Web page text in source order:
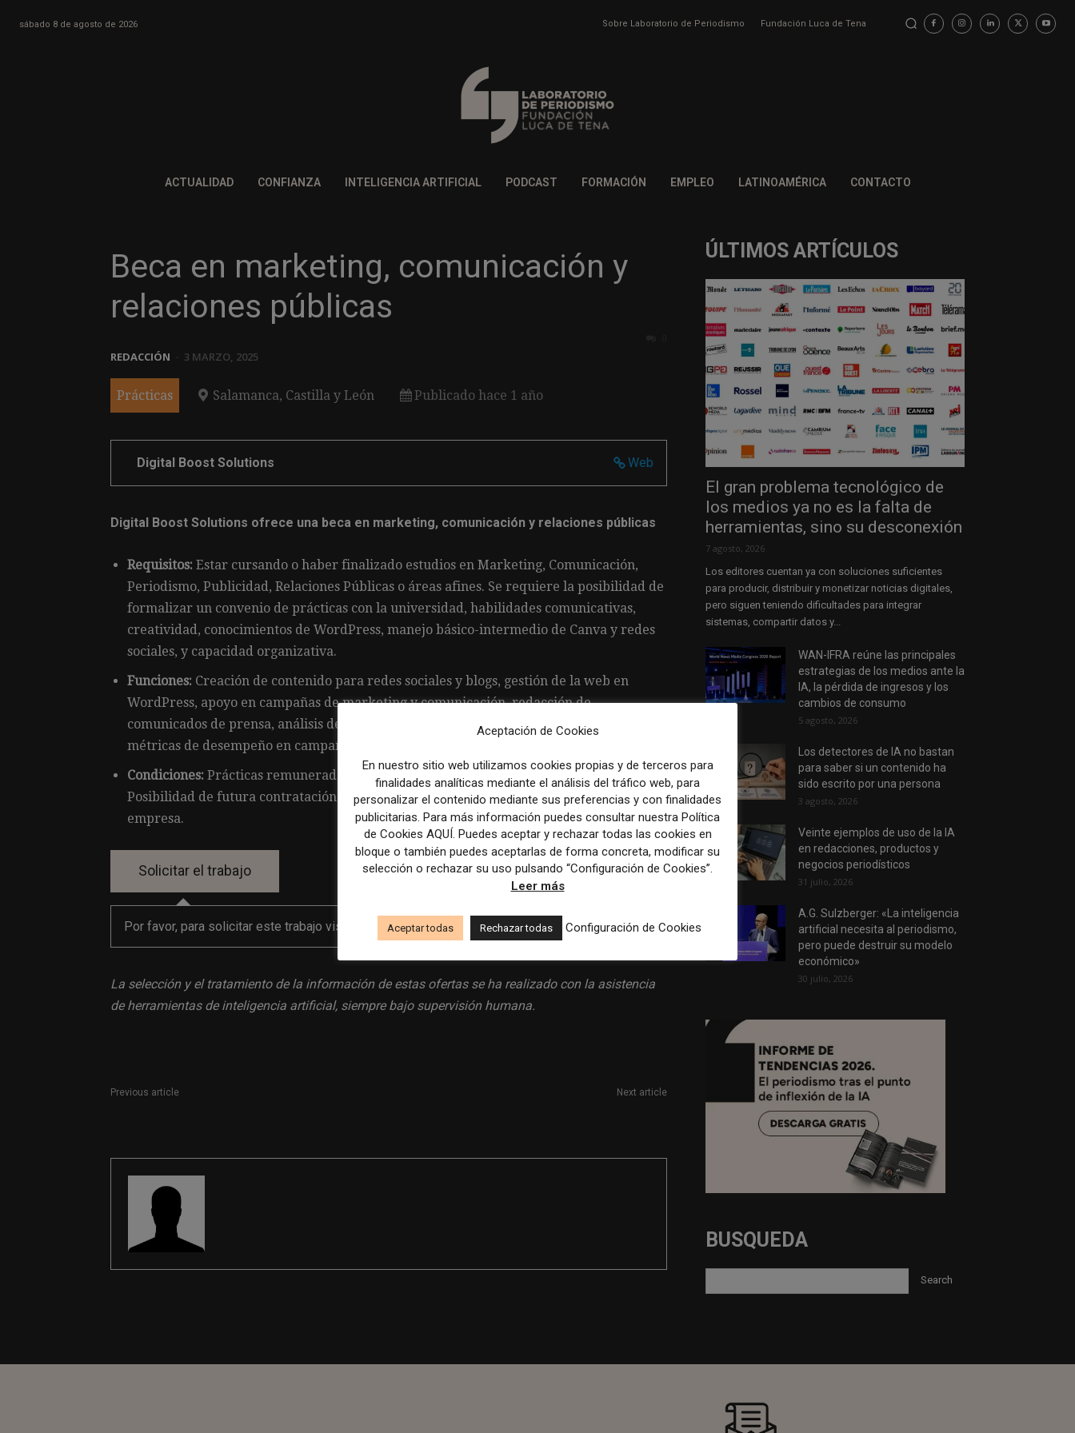
sábado 8 de agosto de 2026 Sobre Laboratorio de Periodismo Fundación Luca de Tena
ACTUALIDAD CONFIANZA INTELIGENCIA ARTIFICIAL PODCAST FORMACIÓN EMPLEO LATINOAMÉRICA CONTACTO
Beca en marketing, comunicación y
relaciones públicas
REDACCIÓN 3 MARZO, 2025
Prácticas Salamanca, Castilla y León Publicado hace 1 año
Web
Digital Boost Solutions
Digital Boost Solutions ofrece una beca en marketing, comunicación y relaciones públicas
Requisitos: Estar cursando o haber finalizado estudios en Marketing, Comunicación,
Periodismo, Publicidad, Relaciones Públicas o áreas afines. Se requiere la posibilidad de
formalizar un convenio de prácticas con la universidad, habilidades comunicativas,
creatividad, conocimientos de WordPress, manejo básico-intermedio de Canva y redes
sociales, y capacidad organizativa.
Funciones: Creación de contenido para redes sociales y blogs, gestión de la web en
WordPress, apoyo en campañas de marketing y comunicación, redacción de
comunicados de prensa, análisis de mercado, organización de eventos y seguimiento de
métricas de desempeño en campañas digitales.
Condiciones: Prácticas remuneradas en un entorno colaborativo con horarios flexibles.
Posibilidad de futura contratación en función del desempeño y necesidades de la
empresa.
Por favor, para solicitar este trabajo visita www.linkedin.com
La selección y el tratamiento de la información de estas ofertas se ha realizado con la asistencia
de herramientas de inteligencia artificial, siempre bajo supervisión humana.
Previous article Next article
ÚLTIMOS ARTÍCULOS
El gran problema tecnológico de
los medios ya no es la falta de
herramientas, sino su desconexión
7 agosto, 2026
Los editores cuentan ya con soluciones suficientes
para producir, distribuir y monetizar noticias digitales,
pero siguen teniendo dificultades para integrar
sistemas, compartir datos y...
WAN-IFRA reúne las principales
estrategias de los medios ante la
IA, la pérdida de ingresos y los
cambios de consumo
5 agosto, 2026
Los detectores de IA no bastan
para saber si un contenido ha
sido escrito por una persona
3 agosto, 2026
Veinte ejemplos de uso de la IA
en redacciones, productos y
negocios periodísticos
31 julio, 2026
A.G. Sulzberger: «La inteligencia
artificial necesita al periodismo,
pero puede destruir su modelo
económico»
30 julio, 2026
BUSQUEDA
Aceptación de Cookies
En nuestro sitio web utilizamos cookies propias y de terceros para
finalidades analíticas mediante el análisis del tráfico web, para
personalizar el contenido mediante sus preferencias y con finalidades
publicitarias. Para más información puedes consultar nuestra Política
de Cookies AQUÍ. Puedes aceptar y rechazar todas las cookies en
bloque o también puedes aceptarlas de forma concreta, modificar su
selección o rechazar su uso pulsando “Configuración de Cookies”.
Leer más
Aceptar todas Rechazar todas Configuración de Cookies